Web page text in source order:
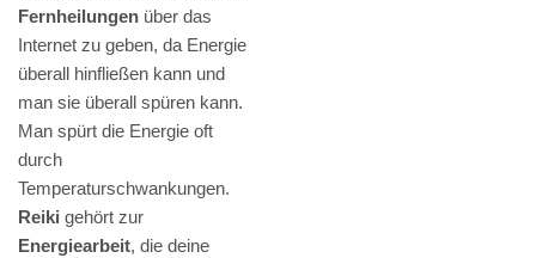
Fernheilungen über das
Internet zu geben, da Energie
überall hinfließen kann und
man sie überall spüren kann.
Man spürt die Energie oft
durch
Temperaturschwankungen.
Reiki gehört zur
Energiearbeit, die deine